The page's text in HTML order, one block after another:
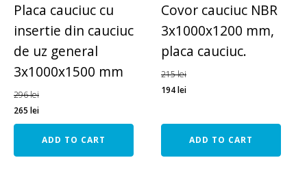
Placa cauciuc cu
insertie din cauciuc
de uz general
3x1000x1500 mm
296lei
265 lei
ADD TO CART
Covor cauciuc NBR
3x1000x1200 mm,
placa cauciuc.
215lei
194lei
ADD TO CART